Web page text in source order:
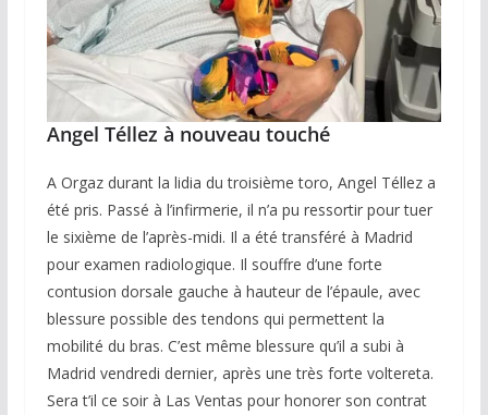
Angel Téllez à nouveau touché
A Orgaz durant la lidia du troisième toro, Angel Téllez a
été pris. Passé à l’infirmerie, il n’a pu ressortir pour tuer
le sixième de l’après-midi. Il a été transféré à Madrid
pour examen radiologique. Il souffre d’une forte
contusion dorsale gauche à hauteur de l’épaule, avec
blessure possible des tendons qui permettent la
mobilité du bras. C’est même blessure qu’il a subi à
Madrid vendredi dernier, après une très forte voltereta.
Sera t’il ce soir à Las Ventas pour honorer son contrat